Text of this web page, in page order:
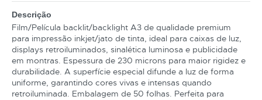
Descrição
Film/Película backlit/backlight A3 de qualidade premium
para impressão inkjet/jato de tinta, ideal para caixas de luz,
displays retroiluminados, sinalética luminosa e publicidade
em montras. Espessura de 230 microns para maior rigidez e
durabilidade. A superfície especial difunde a luz de forma
uniforme, garantindo cores vivas e intensas quando
retroiluminada. Embalagem de 50 folhas. Perfeita para